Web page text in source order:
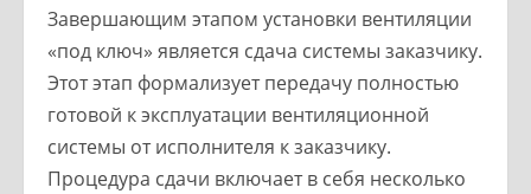
Завершающим этапом установки вентиляции
«под ключ» является сдача системы заказчику.
Этот этап формализует передачу полностью
готовой к эксплуатации вентиляционной
системы от исполнителя к заказчику.
Процедура сдачи включает в себя несколько